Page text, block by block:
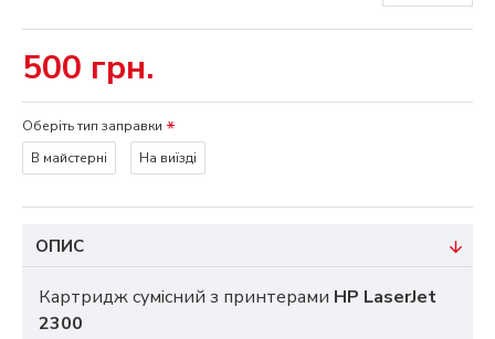
500 грн.
Оберіть тип заправки
В майстерні
На виїзді
ОПИС
Картридж сумісний з принтерами HP LaserJet
2300